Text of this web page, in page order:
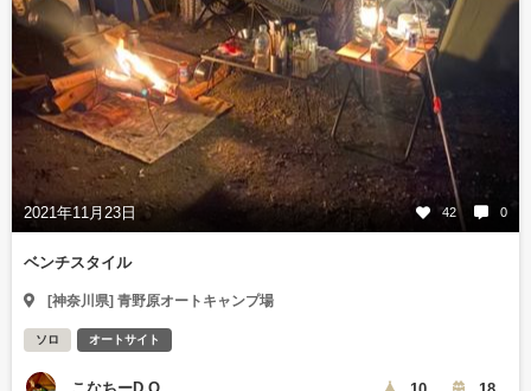
2021年11月23日 42 0
ベンチスタイル
[神奈川県] 青野原オートキャンプ場
ソロ オートサイト